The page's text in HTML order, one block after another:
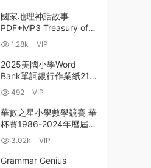
英語寫作階梯訓練課程
PDF電子版+PPT課件
+MP3音頻 百度雲網盤下
國家地理神話故事
PDF+MP3 Treasury of
Greek
Mythology_Egyptian
Mythology_Norse
Mythology_Arabian
1.28k VIP
2025美國小學Word
Bank單詞銀行作業紙21主
題1000頁資源解析+PDF
電子版資源下載+教學指
南
492 VIP
華數之星小學數學競賽 華
杯賽1986-2024年曆屆小
中組小高組夏令營冬令營
真題PDF+Word合集附答
案解析 12-20屆決賽試題
3.02k VIP
Grammar Genius